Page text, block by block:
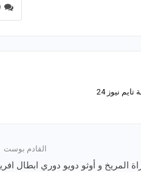
نيوز 24
القادم بوست
المريخ و أوثو دويو دوري ابطال